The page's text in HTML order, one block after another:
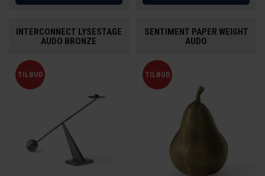
INTERCONNECT LYSESTAGE
AUDO BRONZE
SENTIMENT PAPER WEIGHT
AUDO